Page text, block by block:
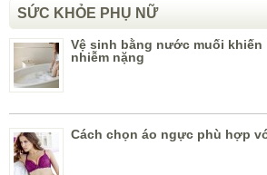
SỨC KHỎE PHỤ NỮ
Vệ sinh bằng nước muối khiến
nhiễm nặng
Cách chọn áo ngực phù hợp